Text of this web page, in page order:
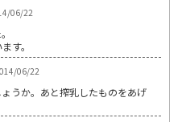
06/22
す。
06/22
うか。あと搾乳したものをあげ